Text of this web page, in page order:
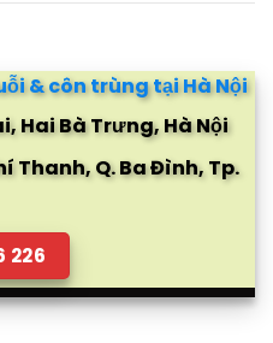
& côn trùng tại Hà Nội
Hai Bà Trưng, Hà Nội
Thanh, Q. Ba Đình, Tp.
226